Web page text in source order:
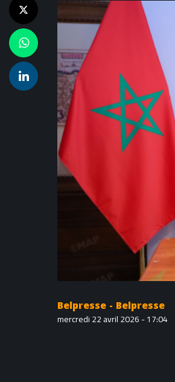
Belpresse - Belpresse
mercredi 22 avril 2026 - 17:04